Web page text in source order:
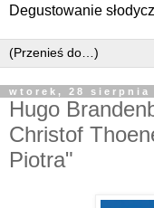
Degustowanie
wtorek, 28 sierpnia
Hugo
Christof
Piotra"